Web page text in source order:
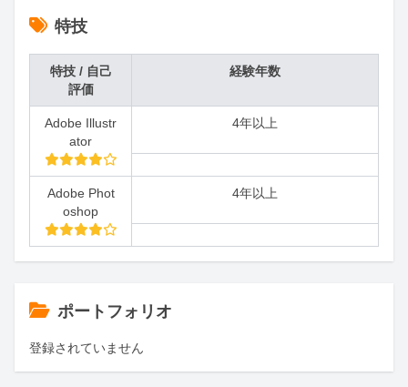
特技
特技 / 自己
評価
経験年数
Adobe Illustr
ator
4年以上
Adobe Phot
oshop
4年以上
ポートフォリオ
登録されていません